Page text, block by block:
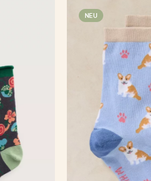
NEU